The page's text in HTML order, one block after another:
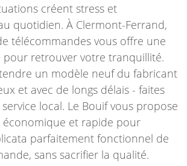
créent stress et
quotidien. À Clermont-Ferrand,
télécommandes vous offre une
retrouver votre tranquillité.
un modèle neuf du fabricant
et avec de longs délais - faites
local. Le Bouif vous propose
économique et rapide pour
parfaitement fonctionnel de
sans sacrifier la qualité.